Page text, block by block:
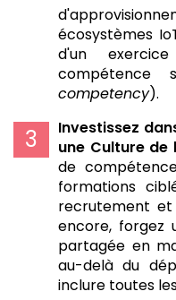
écosystèmes
d'un
compétence
competency).
Investissez
une Culture de
de
formations
recrutement
encore, forgez
partagée en
au-delà du
inclure toutes